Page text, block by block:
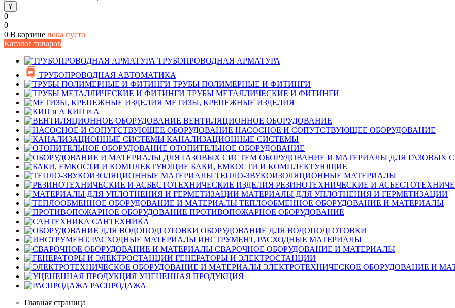
0
0
0 В корзине пока пусто
Каталог товаров
ТРУБОПРОВОДНАЯ АРМАТУРА
ТРУБОПРОВОДНАЯ АВТОМАТИКА
ТРУБЫ ПОЛИМЕРНЫЕ И ФИТИНГИ
ТРУБЫ МЕТАЛЛИЧЕСКИЕ И ФИТИНГИ
МЕТИЗЫ, КРЕПЕЖНЫЕ ИЗДЕЛИЯ
КИП и А
ВЕНТИЛЯЦИОННОЕ ОБОРУДОВАНИЕ
НАСОСНОЕ И СОПУТСТВУЮЩЕЕ ОБОРУДОВАНИЕ
КАНАЛИЗАЦИОННЫЕ СИСТЕМЫ
ОТОПИТЕЛЬНОЕ ОБОРУДОВАНИЕ
ОБОРУДОВАНИЕ И МАТЕРИАЛЫ ДЛЯ ГАЗОВЫХ
БАКИ, ЕМКОСТИ И КОМПЛЕКТУЮЩИЕ
ТЕПЛО-ЗВУКОИЗОЛЯЦИОННЫЕ МАТЕРИАЛЫ
РЕЗИНОТЕХНИЧЕСКИЕ И
МАТЕРИАЛЫ ДЛЯ УПЛОТНЕНИЯ И ГЕРМЕТИЗАЦИИ
ТЕПЛООБМЕННОЕ ОБОРУДОВАНИЕ И МАТЕРИАЛЫ
ПРОТИВОПОЖАРНОЕ ОБОРУДОВАНИЕ
САНТЕХНИКА
ОБОРУДОВАНИЕ ДЛЯ ВОДОПОДГОТОВКИ
ИНСТРУМЕНТ, РАСХОДНЫЕ МАТЕРИАЛЫ
СВАРОЧНОЕ ОБОРУДОВАНИЕ И МАТЕРИАЛЫ
ГЕНЕРАТОРЫ И ЭЛЕКТРОСТАНЦИИ
ЭЛЕКТРОТЕХНИЧЕСКОЕ ОБОРУДОВАНИЕ И
УЦЕНЕННАЯ ПРОДУКЦИЯ
РАСПРОДАЖА
Главная страница